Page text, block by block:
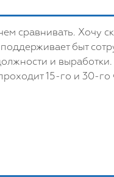
сравнивать. Хочу
быт
и
15-го и 30-го